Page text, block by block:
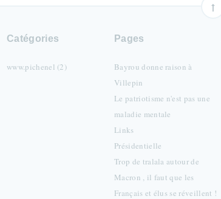
Catégories
www.pichenel (2)
Pages
Bayrou donne raison à
Villepin
Le patriotisme n'est pas une
maladie mentale
Links
Présidentielle
Trop de tralala autour de
Macron , il faut que les
Français et élus se réveillent !